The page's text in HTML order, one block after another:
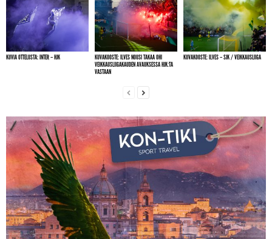
KUVIA OTTELUSTA: INTER – HJK
KUVAKOOSTE: ILVES NOUSI TAKAA OHI
VEIKKAUSLIIGAKAUDEN AVAUKSESSA HJK:TA
VASTAAN
KUVAKOOSTE: ILVES – SJK / VEIKKAUSLIIGA